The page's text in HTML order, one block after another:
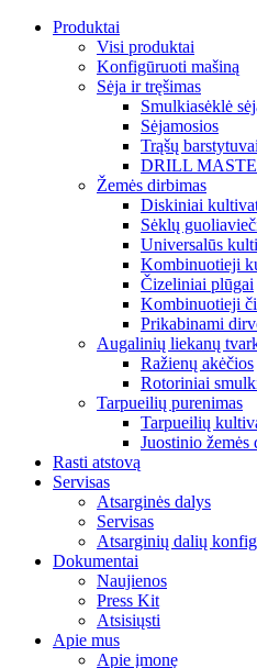
Produktai
Visi produktai
Konfigūruoti mašiną
Sėja ir tręšimas
Smulkiasėklė
Sėjamosios
Trąšų barstytuvai
DRILL
Žemės dirbimas
Diskiniai
Sėklų
Universalūs
Kombinuotieji
Čizeliniai plūgai
Kombinuotieji
Prikabinami
Augalinių liekanų
Ražienų akėčios
Rotoriniai
Tarpueilių purenimas
Tarpueilių
Juostinio
Rasti atstovą
Servisas
Atsarginės dalys
Servisas
Atsarginių dalių
Dokumentai
Naujienos
Press Kit
Atsisiųsti
Apie mus
Apie įmonę